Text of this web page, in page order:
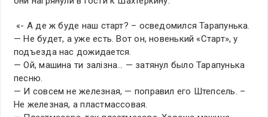
«- А де ж буде наш старт? – осведомился Тарапунька.
— Не будет, а уже есть. Вот он, новенький «Старт», у
подъезда нас дожидается.
— Ой, машина ти залiзна… — затянул было Тарапунька
песню.
— И совсем не железная, — поправил его Штепсель. –
Не железная, а пластмассовая.